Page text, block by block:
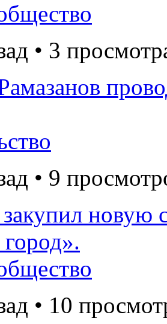
• 3
• 9
• 10